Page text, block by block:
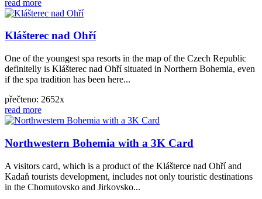
read more
Klášterec nad Ohří
One of the youngest spa resorts in the map of the Czech Republic
definitelly is Klášterec nad Ohří situated in Northern Bohemia, even
if the spa tradition has been here...
přečteno: 2652x
read more
Northwestern Bohemia with a 3K Card
A visitors card, which is a product of the Klášterce nad Ohří and
Kadaň tourists development, includes not only touristic destinations
in the Chomutovsko and Jirkovsko...